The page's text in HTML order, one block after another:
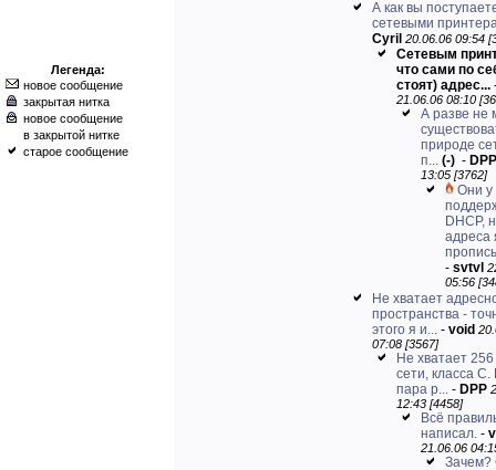
Легенда:
новое сообщение
закрытая нитка
новое сообщение
в закрытой нитке
старое сообщение
А как вы
сетевыми
Cyril 20.06.06 09:54
Сетевым
что сами по
стоят) адрес...
21.06.06 08:10
А разве не
природе
п... (-) - DPP
13:05 [3762]
Они у
DHCP,
адреса
- svtvl
05:56
Не хватает
пространства -
этого я и... - void
07:08 [3567]
Не хватает
сети, класса С.
пара р... - DPP
12:43 [4458]
Всё
написал. -
21.06.06
Зачем?